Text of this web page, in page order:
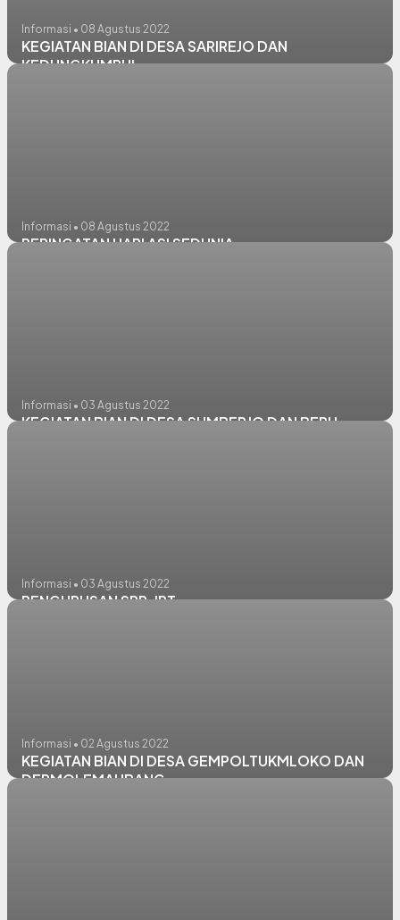
Informasi • 08 Agustus 2022
KEGIATAN BIAN DI DESA SARIREJO DAN
KEDUNGKUMPUL
Informasi • 08 Agustus 2022
PERINGATAN HARI ASI SEDUNIA
Informasi • 03 Agustus 2022
KEGIATAN BIAN DI DESA SUMBERJO DAN BERU
Informasi • 03 Agustus 2022
PENGURUSAN SPP-IRT
Informasi • 02 Agustus 2022
KEGIATAN BIAN DI DESA GEMPOLTUKMLOKO DAN
DERMOLEMAHBANG